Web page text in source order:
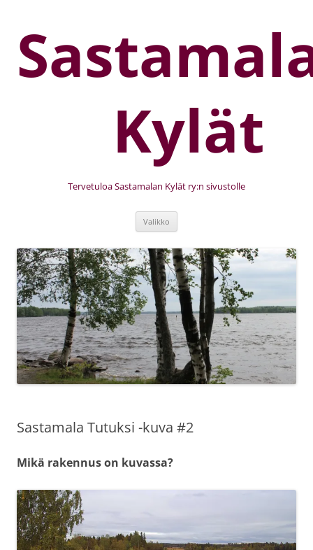
Kylät
Tervetuloa Sastamalan Kylät ry:n sivustolle
Valikko
Sastamala Tutuksi -kuva #2
Mikä rakennus on kuvassa?